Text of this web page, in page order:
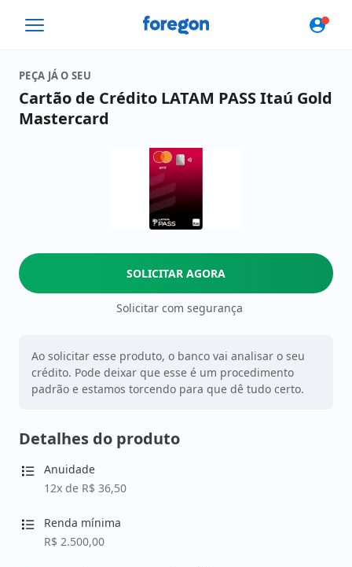
Foregon.com
PEÇA JÁ O SEU
Cartão de Crédito LATAM PASS Itaú Gold
Mastercard
SOLICITAR AGORA
Solicitar com segurança
Ao solicitar esse produto, o banco vai analisar o seu
crédito. Pode deixar que esse é um procedimento
padrão e estamos torcendo para que dê tudo certo.
Detalhes do produto
Anuidade
12x de R$ 36,50
Renda mínima
R$ 2.500,00